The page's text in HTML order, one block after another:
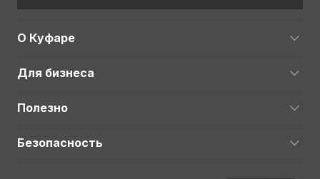
О Куфаре
Для бизнеса
Полезно
Безопасность